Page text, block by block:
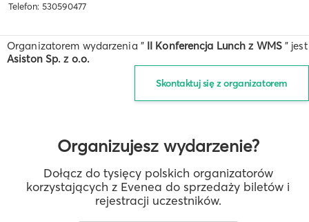
Telefon: 530590477
Organizatorem wydarzenia " II Konferencja Lunch z WMS" jest
Asiston Sp. z o.o.
Skontaktuj się z organizatorem
Organizujesz wydarzenie?
Dołącz do tysięcy polskich organizatorów
korzystających z Evenea do sprzedaży biletów i
rejestracji uczestników.